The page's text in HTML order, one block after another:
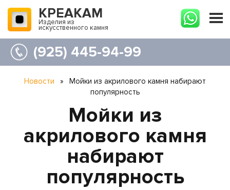
КРЕАКАМ
Изделия из
искусственного камня
(925) 445-94-99
Новости »
Мойки из акрилового камня набирают
популярность
Мойки из
акрилового камня
набирают
популярность